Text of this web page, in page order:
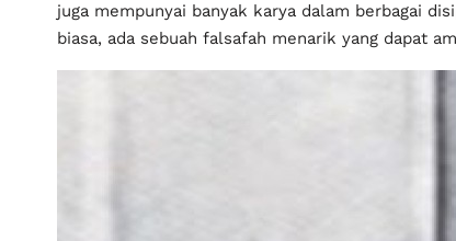
juga mempunyai banyak karya dalam berbagai
biasa, ada sebuah falsafah menarik yang dapat